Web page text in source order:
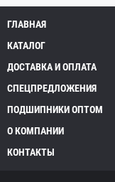
ГЛАВНАЯ
КАТАЛОГ
ДОСТАВКА И ОПЛАТА
СПЕЦПРЕДЛОЖЕНИЯ
ПОДШИПНИКИ ОПТОМ
О КОМПАНИИ
КОНТАКТЫ